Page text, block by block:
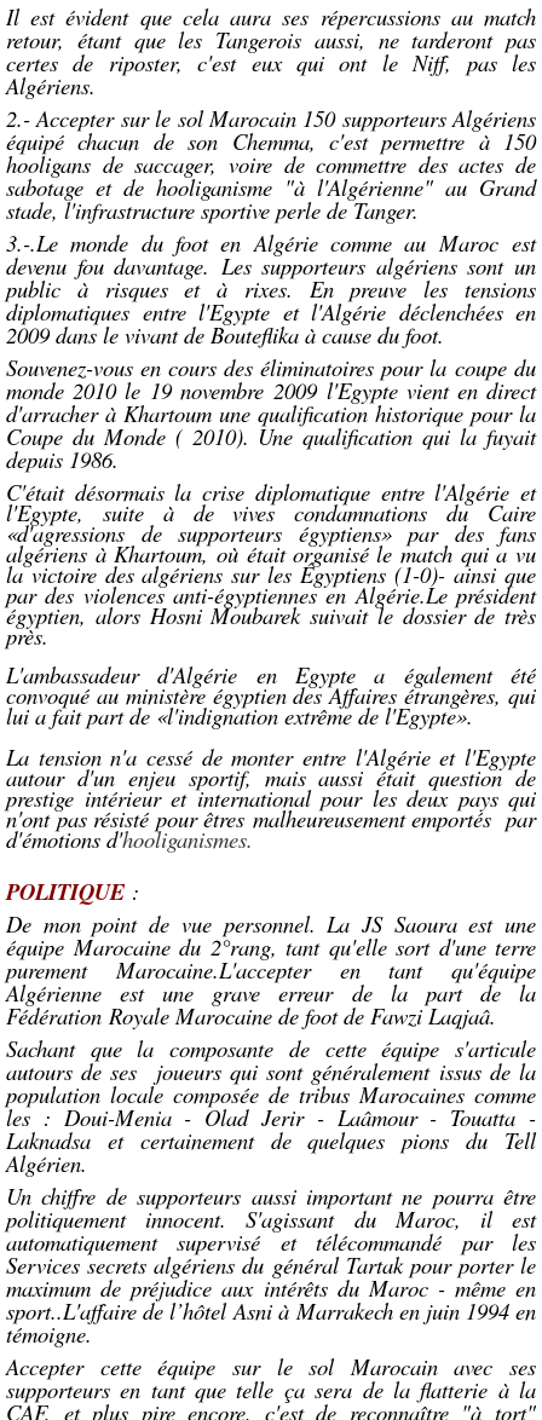
Il est évident que cela aura ses répercussions au match
retour, étant que les Tangerois aussi, ne tarderont pas
certes de riposter, c'est eux qui ont le Niff, pas les
Algériens.
2.- Accepter sur le sol Marocain 150 supporteurs Algériens
équipé chacun de son Chemma, c'est permettre à 150
hooligans de saccager, voire de commettre des actes de
sabotage et de hooliganisme "à l'Algérienne" au Grand
stade, l'infrastructure sportive perle de Tanger.
3.-.Le monde du foot en Algérie comme au Maroc est
devenu fou davantage. Les supporteurs algériens sont un
public à risques et à rixes. En preuve les tensions
diplomatiques entre l'Egypte et l'Algérie déclenchées en
2009 dans le vivant de Bouteflika à cause du foot.
Souvenez-vous en cours des éliminatoires pour la coupe du
monde 2010 le 19 novembre 2009 l'Egypte vient en direct
d'arracher à Khartoum une qualification historique pour la
Coupe du Monde ( 2010). Une qualification qui la fuyait
depuis 1986.
C'était désormais la crise diplomatique entre l'Algérie et
l'Egypte, suite à de vives condamnations du Caire
«d'agressions de supporteurs égyptiens» par des fans
algériens à Khartoum, où était organisé le match qui a vu
la victoire des algériens sur les Égyptiens (1-0)- ainsi que
par des violences anti-égyptiennes en Algérie.Le président
égyptien, alors Hosni Moubarek suivait le dossier de très
près.
L'ambassadeur d'Algérie en Egypte a également été
convoqué au ministère égyptien des Affaires étrangères, qui
lui a fait part de «l'indignation extrême de l'Egypte».
La tension n'a cessé de monter entre l'Algérie et l'Egypte
autour d'un enjeu sportif, mais aussi était question de
prestige intérieur et international pour les deux pays qui
n'ont pas résisté pour êtres malheureusement emportés par
d'émotions d'hooliganismes.
POLITIQUE :
De mon point de vue personnel. La JS Saoura est une
équipe Marocaine du 2°rang, tant qu'elle sort d'une terre
purement Marocaine.L'accepter en tant qu'équipe
Algérienne est une grave erreur de la part de la
Fédération Royale Marocaine de foot de Fawzi Laqjaâ.
Sachant que la composante de cette équipe s'articule
autours de ses joueurs qui sont généralement issus de la
population locale composée de tribus Marocaines comme
les : Doui-Menia - Olad Jerir - Laâmour - Touatta -
Laknadsa et certainement de quelques pions du Tell
Algérien.
Un chiffre de supporteurs aussi important ne pourra être
politiquement innocent. S'agissant du Maroc, il est
automatiquement supervisé et télécommandé par les
Services secrets algériens du général Tartak pour porter le
maximum de préjudice aux intérêts du Maroc - même en
sport..L'affaire de l’hôtel Asni à Marrakech en juin 1994 en
témoigne.
Accepter cette équipe sur le sol Marocain avec ses
supporteurs en tant que telle ça sera de la flatterie à la
CAF, et plus pire encore, c'est de reconnaître "à tort"